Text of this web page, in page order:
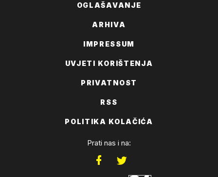
OGLAŠAVANJE
ARHIVA
IMPRESSUM
UVJETI KORIŠTENJA
PRIVATNOST
RSS
POLITIKA KOLAČIĆA
Prati nas i na: